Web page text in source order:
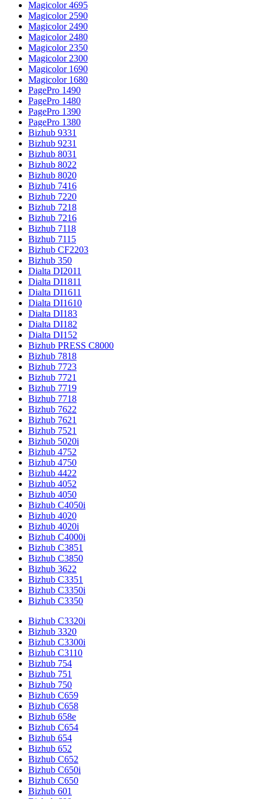
Magicolor 4695
Magicolor 2590
Magicolor 2490
Magicolor 2480
Magicolor 2350
Magicolor 2300
Magicolor 1690
Magicolor 1680
PagePro 1490
PagePro 1480
PagePro 1390
PagePro 1380
Bizhub 9331
Bizhub 9231
Bizhub 8031
Bizhub 8022
Bizhub 8020
Bizhub 7416
Bizhub 7220
Bizhub 7218
Bizhub 7216
Bizhub 7118
Bizhub 7115
Bizhub CF2203
Bizhub 350
Dialta DI2011
Dialta DI1811
Dialta DI1611
Dialta DI1610
Dialta DI183
Dialta DI182
Dialta DI152
Bizhub PRESS C8000
Bizhub 7818
Bizhub 7723
Bizhub 7721
Bizhub 7719
Bizhub 7718
Bizhub 7622
Bizhub 7621
Bizhub 7521
Bizhub 5020i
Bizhub 4752
Bizhub 4750
Bizhub 4422
Bizhub 4052
Bizhub 4050
Bizhub C4050i
Bizhub 4020
Bizhub 4020i
Bizhub C4000i
Bizhub C3851
Bizhub C3850
Bizhub 3622
Bizhub C3351
Bizhub C3350i
Bizhub C3350
Bizhub C3320i
Bizhub 3320
Bizhub C3300i
Bizhub C3110
Bizhub 754
Bizhub 751
Bizhub 750
Bizhub C659
Bizhub C658
Bizhub 658e
Bizhub C654
Bizhub 654
Bizhub 652
Bizhub C652
Bizhub C650i
Bizhub C650
Bizhub 601